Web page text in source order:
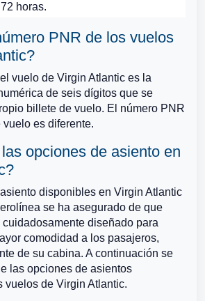
horas.
PNR de los vuelos
vuelo de Virgin Atlantic es la
de seis dígitos que se
billete de vuelo. El número PNR
es diferente.
opciones de asiento en
disponibles en Virgin Atlantic
se ha asegurado de que
diseñado para
comodidad a los pasajeros,
de su cabina. A continuación se
las opciones de asientos
vuelos de Virgin Atlantic.